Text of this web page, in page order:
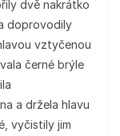
dvě nakrátko
doprovodily
vztyčenou
černé brýle
a držela hlavu
vyčistily jim